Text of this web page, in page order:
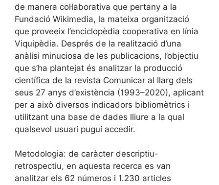
de manera col·laborativa que pertany a la
Fundació Wikimedia, la mateixa organització
que proveeix l’enciclopèdia cooperativa en línia
Viquipèdia. Després de la realització d’una
anàlisi minuciosa de les publicacions, l’objectiu
que s’ha plantejat és analitzar la producció
científica de la revista Comunicar al llarg dels
seus 27 anys d’existència (1993–2020), aplicant
per a això diversos indicadors bibliomètrics i
utilitzant una base de dades lliure a la qual
qualsevol usuari pugui accedir.
Metodologia: de caràcter descriptiu-
retrospectiu, en aquesta recerca es van
analitzar els 62 números i 1.230 articles